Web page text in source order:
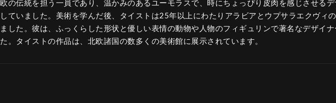
欧の伝統を担う一員であり、温かみのあるユーモラスで、時にちょっぴり皮肉を感じさせるデ
していました。美術を学んだ後、タイストは25年以上にわたりアラビアとウプサラエクヴィ
ました。彼は、ふっくらした形状と優しい表情の動物や人物のフィギュリンで著名なデザイナ
た。タイストの作品は、北欧諸国の数多くの美術館に展示されています。